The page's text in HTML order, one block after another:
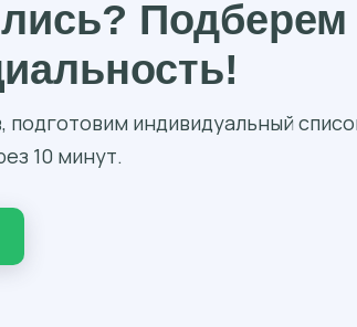
Подберем
подготовим индивидуальный
10 минут.